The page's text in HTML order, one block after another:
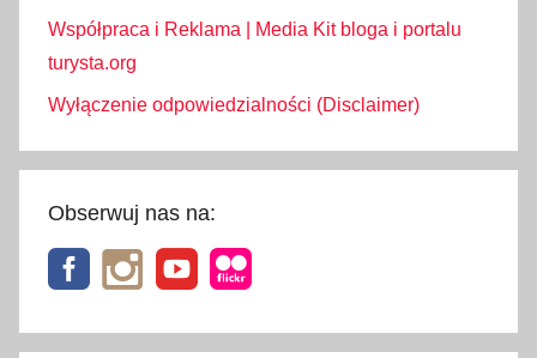
Współpraca i Reklama | Media Kit bloga i portalu
turysta.org
Wyłączenie odpowiedzialności (Disclaimer)
Obserwuj nas na: